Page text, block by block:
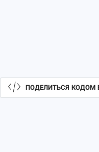
ПОДЕЛИТЬСЯ КОДОМ